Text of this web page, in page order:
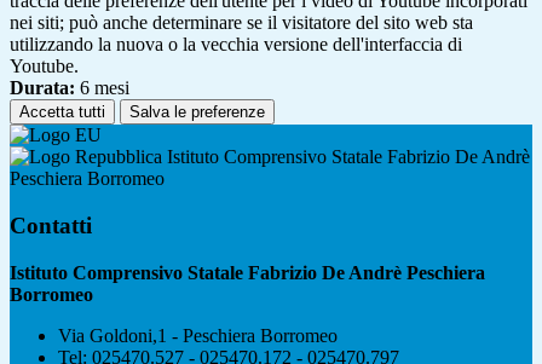
nei siti; può anche determinare se il visitatore del sito web sta
utilizzando la nuova o la vecchia versione dell'interfaccia di
Youtube.
Durata: 6 mesi
Accetta tutti Salva le preferenze
Istituto Comprensivo Statale Fabrizio De Andrè
Peschiera Borromeo
Contatti
Istituto Comprensivo Statale Fabrizio De Andrè Peschiera
Borromeo
Via Goldoni,1 - Peschiera Borromeo
Tel: 025470.527 - 025470.172 - 025470.797